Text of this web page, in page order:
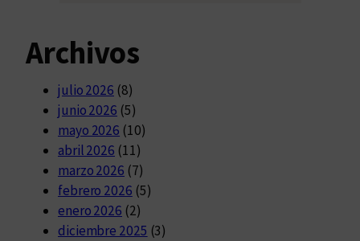
Archivos
julio 2026 (8)
junio 2026 (5)
mayo 2026 (10)
abril 2026 (11)
marzo 2026 (7)
febrero 2026 (5)
enero 2026 (2)
diciembre 2025 (3)